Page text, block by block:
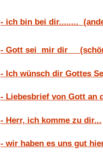
- ich bin bei dir........
- Gott sei mir dir
- Ich wünsch dir Gottes
- Liebesbrief von Gott an
- Herr, ich komme zu dir...
- wir haben es uns gut